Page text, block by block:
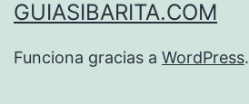
GUIASIBARITA.COM
Funciona gracias a WordPress.